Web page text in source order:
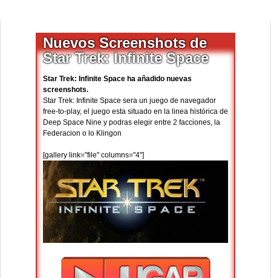
Nuevos Screenshots de
Star Trek: Infinite Space
Star Trek: Infinite Space ha añadido nuevas
screenshots.
Star Trek: Infinite Space sera un juego de navegador
free-to-play, el juego esta situado en la linea histórica de
Deep Space Nine y podras elegir entre 2 facciones, la
Federacion o lo Klingon
[gallery link="file" columns="4"]